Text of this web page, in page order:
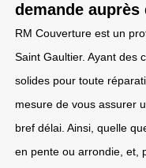
demande auprès
RM Couverture est un
Saint Gaultier. Ayant des
solides pour toute
mesure de vous assurer
bref délai. Ainsi, quelle
en pente ou arrondie, et,